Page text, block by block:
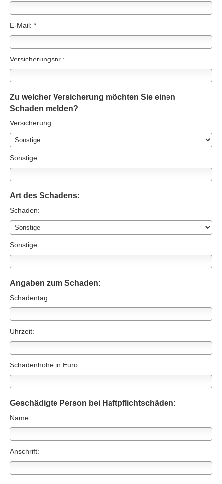
E-Mail: *
Versicherungsnr.:
Zu welcher Versicherung möchten Sie einen
Schaden melden?
Versicherung:
Sonstige:
Art des Schadens:
Schaden:
Sonstige:
Angaben zum Schaden:
Schadentag:
Uhrzeit:
Schadenhöhe in Euro:
Geschädigte Person bei Haft­pflichtschäden:
Name:
Anschrift: